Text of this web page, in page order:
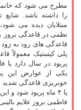
مطرح می شود که
را داشته باشد. شایع
مبتلایان دیده می
نظمی در قاعدگی بروز
قاعدگی های زود به
یکی از عوارض این
یا ۴ ماه پریود شود و این پریود حتی تا ۲ هفته طول بکشد.
فاطمی بروز علایم